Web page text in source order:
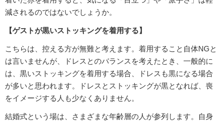
減されるのではないでしょうか。
【ゲストが黒いストッキングを着用する】
こちらは、控える方が無難と考えます。着用すること自体NGと
は言いませんが、ドレスとのバランスを考えたとき、一般的に
は、黒いストッキングを着用する場合、ドレスも黒になる場合
が多いと思われます。ドレスとストッキングが黒となれば、喪
をイメージする人も少なくありません。
結婚式という場は、さまざまな年齢層の人が参列します。自身